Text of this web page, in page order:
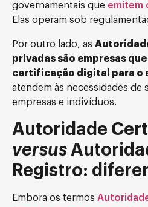
governamentais que emitem
Elas operam sob
Por outro lado, as
privadas são empresas
certificação digital para o
atendem às necessidades de
empresas e indivíduos.
Autoridade
versus
Registro:
Embora os termos